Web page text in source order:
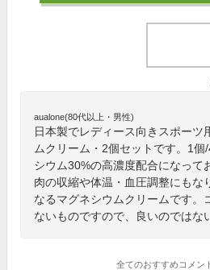
aualone(80代以上・男性)
日本製でレディース向きスポーツ
ムクリーム・2個セットです。1
シウム30%の高濃度配合になって
肉の収縮や体温・血圧調整にもな
なるマグネシウムクリームです。
ないものですので、良いのではな
全てのおすすめコメン